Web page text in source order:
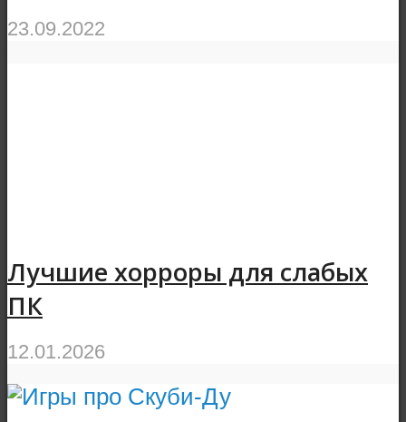
23.09.2022
Лучшие хорроры для слабых
ПК
12.01.2026